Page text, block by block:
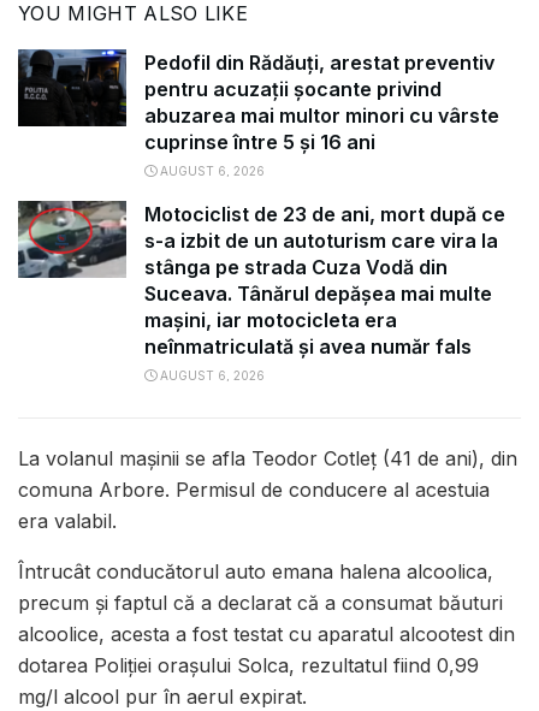
YOU MIGHT ALSO LIKE
Pedofil din Rădăuți, arestat preventiv
pentru acuzații șocante privind
abuzarea mai multor minori cu vârste
cuprinse între 5 și 16 ani
AUGUST 6, 2026
Motociclist de 23 de ani, mort după ce
s-a izbit de un autoturism care vira la
stânga pe strada Cuza Vodă din
Suceava. Tânărul depășea mai multe
mașini, iar motocicleta era
neînmatriculată și avea număr fals
AUGUST 6, 2026
La volanul mașinii se afla Teodor Cotleț (41 de ani), din
comuna Arbore. Permisul de conducere al acestuia
era valabil.
Întrucât conducătorul auto emana halena alcoolica,
precum şi faptul că a declarat că a consumat băuturi
alcoolice, acesta a fost testat cu aparatul alcootest din
dotarea Poliției orașului Solca, rezultatul fiind 0,99
mg/l alcool pur în aerul expirat.